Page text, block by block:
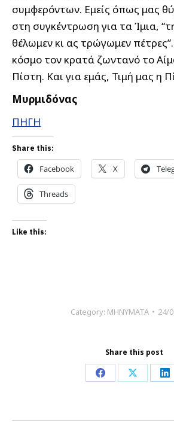
συμφερόντων. Εμείς όπως μας
στη συγκέντρωση για τα Ίμια,
θέλωμεν κι ας τρώγωμεν
κόσμο τον κρατά ζωντανό το
Πίστη. Και για εμάς, Τιμή μας η
Μυρμιδόνας
ΠΗΓΗ
Share this:
Facebook X
Threads
Like this:
Category: ΜΗΝΥΜΑΤΑ 24/
Share this post
Share
Facebook
Share
X